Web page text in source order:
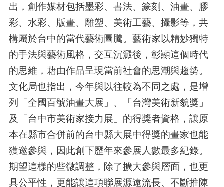
出，創作媒材包括墨彩、書法、篆刻、油畫、膠
彩、水彩、版畫、雕塑、美術工藝、攝影等，共
構屬於台中的當代藝術圖騰。藝術家以精妙獨特
的手法與藝術風格，交互沉澱後，彰顯這個時代
的思維，藉由作品呈現當前社會的思潮與趨勢。
文化局也指出，今年與以往較為不同之處，是增
列「全國百號油畫大展」、「台灣美術新貌獎」
及「台中市美術家接力展」的得獎者資格，讓原
本在縣市合併前的台中縣大展中得獎的畫家也能
獲邀參與，因此創下歷年來參展人數最多紀錄。
期望這樣的些微調整，除了擴大參與層面，也更
具公平性，更能讓這項聯展源遠流長、不斷推陳